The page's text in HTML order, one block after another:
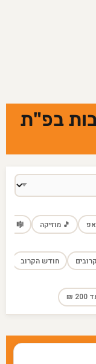
בפ"ת
🎵 מוזיקה 🎼
חודש הקרוב
₪